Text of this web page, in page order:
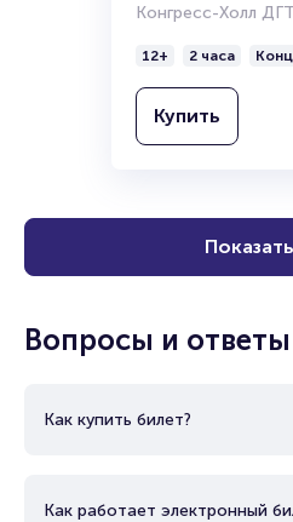
Конгресс-Холл
12+ 2 часа
Купить
Вопросы и ответы
Как купить билет?
Как работает электронный